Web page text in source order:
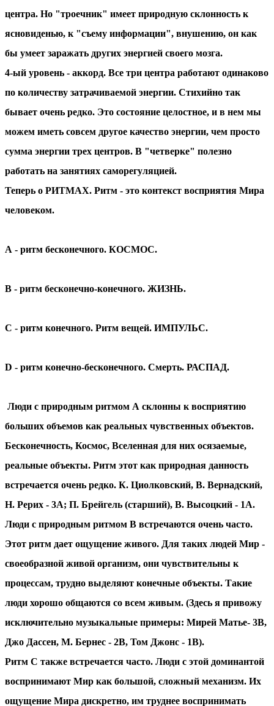
центра. Но "троечник" имеет природную склонность к
ясновиденью, к "съему информации", внушению, он как
бы умеет заражать других энергией своего мозга.
4-ый уровень - аккорд. Все три центра работают одинаково
по количеству затрачиваемой энергии. Стихийно так
бывает очень редко. Это состояние целостное, и в нем мы
можем иметь совсем другое качество энергии, чем просто
сумма энергии трех центров. В "четверке" полезно
работать на занятиях саморегуляцией.
Теперь о РИТМАХ. Ритм - это контекст восприятия Мира
человеком.
А - ритм бесконечного. КОСМОС.
В - ритм бесконечно-конечного. ЖИЗНЬ.
C - ритм конечного. Ритм вещей. ИМПУЛЬС.
D - ритм конечно-бесконечного. Смерть. РАСПАД.
Люди с природным ритмом А склонны к восприятию
больших объемов как реальных чувственных объектов.
Бесконечность, Космос, Вселенная для них осязаемые,
реальные объекты. Ритм этот как природная данность
встречается очень редко. К. Циолковский, В. Вернадский,
Н. Рерих - 3А; П. Брейгель (старший), В. Высоцкий - 1А.
Люди с природным ритмом B встречаются очень часто.
Этот ритм дает ощущение живого. Для таких людей Мир -
своеобразной живой организм, они чувствительны к
процессам, трудно выделяют конечные объекты. Такие
люди хорошо общаются со всем живым. (Здесь я привожу
исключительно музыкальные примеры: Мирей Матье- 3B,
Джо Дассен, М. Бернес - 2B, Том Джонс - 1B).
Ритм C также встречается часто. Люди с этой доминантой
воспринимают Мир как большой, сложный механизм. Их
ощущение Мира дискретно, им труднее воспринимать